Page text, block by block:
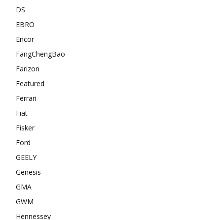
DS
EBRO
Encor
FangChengBao
Farizon
Featured
Ferrari
Fiat
Fisker
Ford
GEELY
Genesis
GMA
GWM
Hennessey